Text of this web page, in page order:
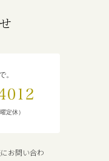
。
定休）
お問い合わ